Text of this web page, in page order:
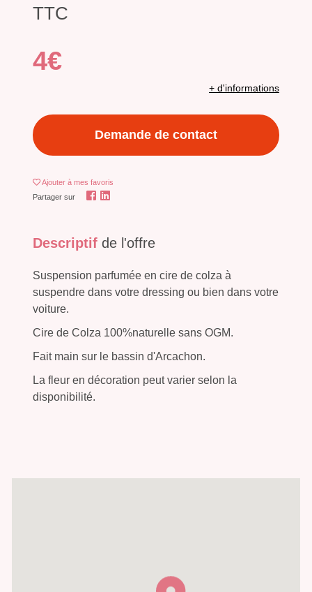
TTC
4€
+ d'informations
Demande de contact
Ajouter à mes favoris
Partager sur
Descriptif de l'offre
Suspension parfumée en cire de colza à
suspendre dans votre dressing ou bien dans votre
voiture.
Cire de Colza 100%naturelle sans OGM.
Fait main sur le bassin d'Arcachon.
La fleur en décoration peut varier selon la
disponibilité.